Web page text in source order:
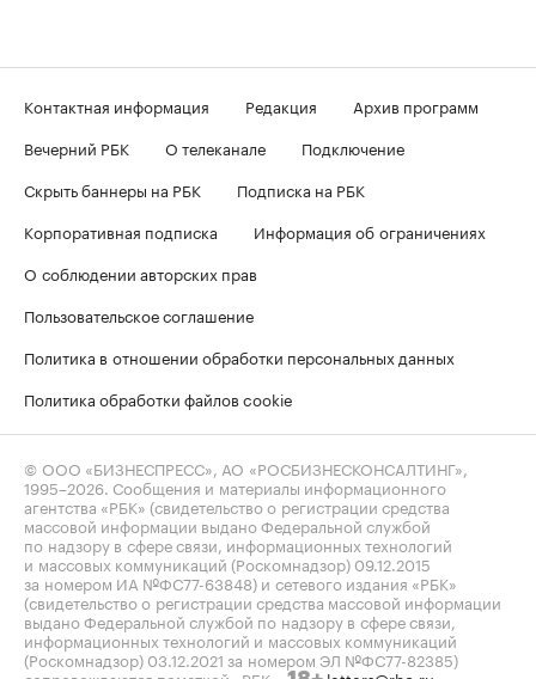
Контактная информация Редакция
Архив программ
Вечерний РБК
О телеканале
Подключение
Скрыть баннеры на РБК
Подписка на РБК
Корпоративная подписка
Информация об ограничениях
О соблюдении авторских прав
Пользовательское соглашение
Политика в отношении обработки персональных данных
Политика обработки файлов cookie
© ООО «БИЗНЕСПРЕСС», АО «РОСБИЗНЕСКОНСАЛТИНГ»,
1995–2026 . Сообщения и материалы информационного
агентства «РБК» (свидетельство о регистрации средства
массовой информации выдано Федеральной службой
по надзору в сфере связи, информационных технологий
и массовых коммуникаций (Роскомнадзор) 09.12.2015
за номером ИА №ФС77-63848) и сетевого издания «РБК»
(свидетельство о регистрации средства массовой информации
выдано Федеральной службой по надзору в сфере связи,
информационных технологий и массовых коммуникаций
(Роскомнадзор) 03.12.2021 за номером ЭЛ №ФС77-82385)